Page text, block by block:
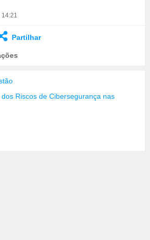
Partilhar
dos Riscos de Cibersegurança nas